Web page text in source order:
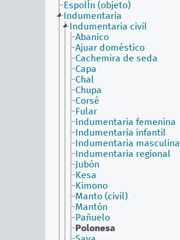
EspolÍn (objeto)
Indumentaria
Indumentaria civil
Abanico
Ajuar doméstico
Cachemira de seda
Capa
Chal
Chupa
Corsé
Fular
Indumentaria femenina
Indumentaria infantil
Indumentaria masculina
Indumentaria regional
Jubón
Kesa
Kimono
Manto (civil)
Mantón
Pañuelo
Polonesa